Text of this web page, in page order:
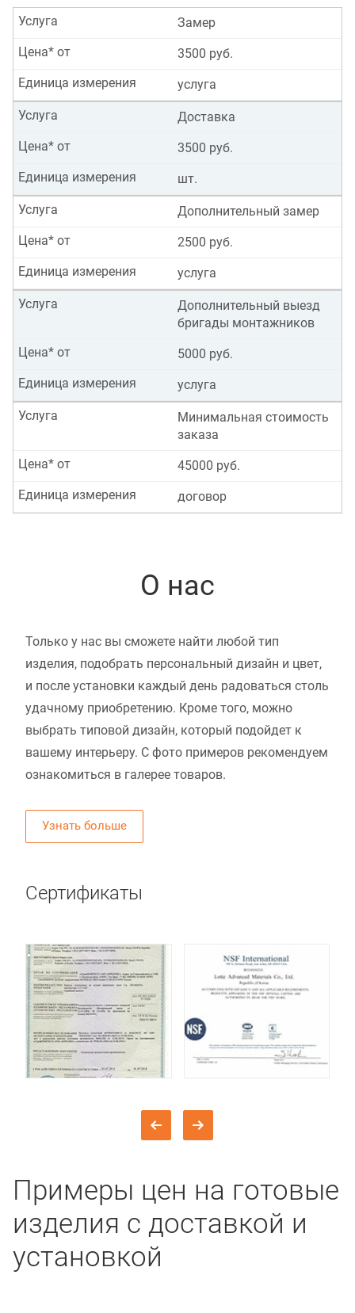
Замер
Услуга
3500 руб.
Цена* от
услуга
Единица измерения
Доставка
Услуга
3500 руб.
Цена* от
шт.
Единица измерения
Дополнительный замер
Услуга
2500 руб.
Цена* от
услуга
Единица измерения
Дополнительный выезд
бригады монтажников
Услуга
5000 руб.
Цена* от
услуга
Единица измерения
Минимальная стоимость
заказа
Услуга
45000 руб.
Цена* от
договор
Единица измерения
О нас
Только у нас вы сможете найти любой тип
изделия, подобрать персональный дизайн и цвет,
и после установки каждый день радоваться столь
удачному приобретению. Кроме того, можно
выбрать типовой дизайн, который подойдет к
вашему интерьеру. С фото примеров рекомендуем
ознакомиться в галерее товаров.
Узнать больше
Сертификаты
Примеры цен на готовые
изделия с доставкой и
установкой